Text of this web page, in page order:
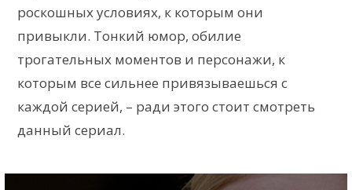
роскошных условиях, к которым они
привыкли. Тонкий юмор, обилие
трогательных моментов и персонажи, к
которым все сильнее привязываешься с
каждой серией, – ради этого стоит смотреть
данный сериал.